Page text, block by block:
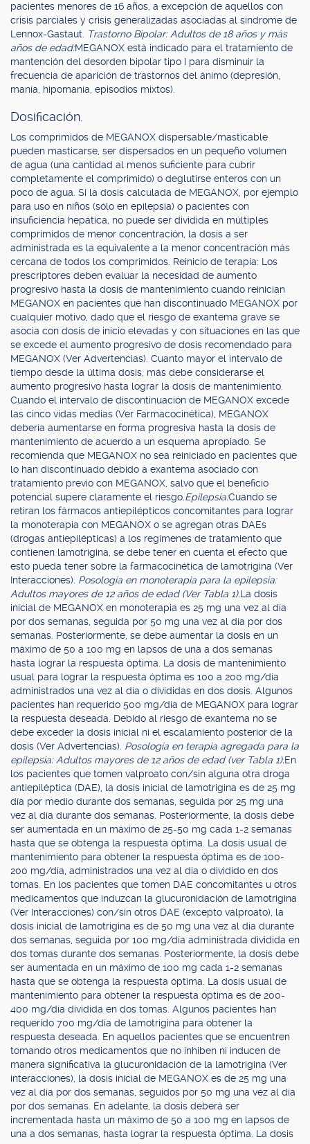
pacientes menores de 16 años, a excepción de aquellos con
crisis parciales y crisis generalizadas asociadas al síndrome de
Lennox-Gastaut.
Trastorno Bipolar: Adultos de 18 años y más
años de edad:MEGANOX está indicado para el tratamiento de
mantención del desorden bipolar tipo I para disminuir la
frecuencia de aparición de trastornos del ánimo (depresión,
manía, hipomanía, episodios mixtos).
Dosificación.
Los comprimidos de MEGANOX dispersable/masticable
pueden masticarse, ser dispersados en un pequeño volumen
de agua (una cantidad al menos suficiente para cubrir
completamente el comprimido) o deglutirse enteros con un
poco de agua. Si la dosis calculada de MEGANOX, por ejemplo
para uso en niños (sólo en epilepsia) o pacientes con
insuficiencia hepática, no puede ser dividida en múltiples
comprimidos de menor concentración, la dosis a ser
administrada es la equivalente a la menor concentración más
cercana de todos los comprimidos. Reinicio de terapia: Los
prescriptores deben evaluar la necesidad de aumento
progresivo hasta la dosis de mantenimiento cuando reinician
MEGANOX en pacientes que han discontinuado MEGANOX por
cualquier motivo, dado que el riesgo de exantema grave se
asocia con dosis de inicio elevadas y con situaciones en las que
se excede el aumento progresivo de dosis recomendado para
MEGANOX (Ver Advertencias). Cuanto mayor el intervalo de
tiempo desde la última dosis, más debe considerarse el
aumento progresivo hasta lograr la dosis de mantenimiento.
Cuando el intervalo de discontinuación de MEGANOX excede
las cinco vidas medias (Ver Farmacocinética), MEGANOX
debería aumentarse en forma progresiva hasta la dosis de
mantenimiento de acuerdo a un esquema apropiado. Se
recomienda que MEGANOX no sea reiniciado en pacientes que
lo han discontinuado debido a exantema asociado con
tratamiento previo con MEGANOX, salvo que el beneficio
potencial supere claramente el riesgo. Epilepsia:Cuando se
retiran los fármacos antiepilépticos concomitantes para lograr
la monoterapia con MEGANOX o se agregan otras DAEs
(drogas antiepilépticas) a los regímenes de tratamiento que
contienen lamotrigina, se debe tener en cuenta el efecto que
esto pueda tener sobre la farmacocinética de lamotrigina (Ver
Interacciones). Posología en monoterapia para la epilepsia:
Adultos mayores de 12 años de edad (Ver Tabla 1).La dosis
inicial de MEGANOX en monoterapia es 25 mg una vez al día
por dos semanas, seguida por 50 mg una vez al día por dos
semanas. Posteriormente, se debe aumentar la dosis en un
máximo de 50 a 100 mg en lapsos de una a dos semanas
hasta lograr la respuesta óptima. La dosis de mantenimiento
usual para lograr la respuesta óptima es 100 a 200 mg/día
administrados una vez al día o divididas en dos dosis. Algunos
pacientes han requerido 500 mg/día de MEGANOX para lograr
la respuesta deseada. Debido al riesgo de exantema no se
debe exceder la dosis inicial ni el escalamiento posterior de la
dosis (Ver Advertencias). Posología en terapia agregada para la
epilepsia: Adultos mayores de 12 años de edad (ver Tabla 1).En
los pacientes que tomen valproato con/sin alguna otra droga
antiepiléptica (DAE), la dosis inicial de lamotrigina es de 25 mg
día por medio durante dos semanas, seguida por 25 mg una
vez al día durante dos semanas. Posteriormente, la dosis debe
ser aumentada en un máximo de 25-50 mg cada 1-2 semanas
hasta que se obtenga la respuesta óptima. La dosis usual de
mantenimiento para obtener la respuesta óptima es de 100-
200 mg/día, administrados una vez al día o dividido en dos
tomas. En los pacientes que tomen DAE concomitantes u otros
medicamentos que induzcan la glucuronidación de lamotrigina
(Ver Interacciones) con/sin otros DAE (excepto valproato), la
dosis inicial de lamotrigina es de 50 mg una vez al día durante
dos semanas, seguida por 100 mg/día administrada dividida en
dos tomas durante dos semanas. Posteriormente, la dosis debe
ser aumentada en un máximo de 100 mg cada 1-2 semanas
hasta que se obtenga la respuesta óptima. La dosis usual de
mantenimiento para obtener la respuesta óptima es de 200-
400 mg/día dividida en dos tomas. Algunos pacientes han
requerido 700 mg/día de lamotrigina para obtener la
respuesta deseada. En aquellos pacientes que se encuentren
tomando otros medicamentos que no inhiben ni inducen de
manera significativa la glucuronidación de la lamotrigina (Ver
interacciones), la dosis inicial de MEGANOX es de 25 mg una
vez al día por dos semanas, seguidos por 50 mg una vez al día
por dos semanas. En adelante, la dosis deberá ser
incrementada hasta un máximo de 50 a 100 mg en lapsos de
una a dos semanas, hasta lograr la respuesta óptima. La dosis